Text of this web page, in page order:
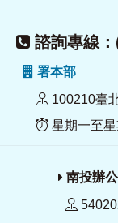
諮詢專線
署本部
100210臺
星期一至
南投辦